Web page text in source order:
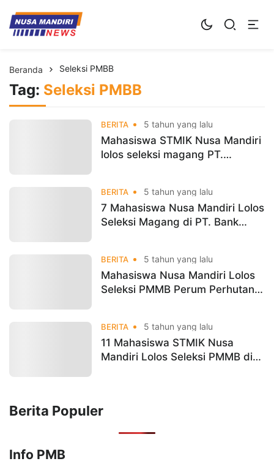
Kampus Digital Bisnis
Universitas Nusa Mandiri
Beranda Seleksi PMBB
Tag: Seleksi PMBB
BERITA 5 tahun yang lalu
Mahasiswa STMIK Nusa Mandiri
lolos seleksi magang PT.
BERITA 5 tahun yang lalu
7 Mahasiswa Nusa Mandiri Lolos
Seleksi Magang di PT. Bank
BERITA 5 tahun yang lalu
Mahasiswa Nusa Mandiri Lolos
Seleksi PMMB Perum Perhutani
BERITA 5 tahun yang lalu
11 Mahasiswa STMIK Nusa
Mandiri Lolos Seleksi PMMB di
Berita Populer
Info PMB